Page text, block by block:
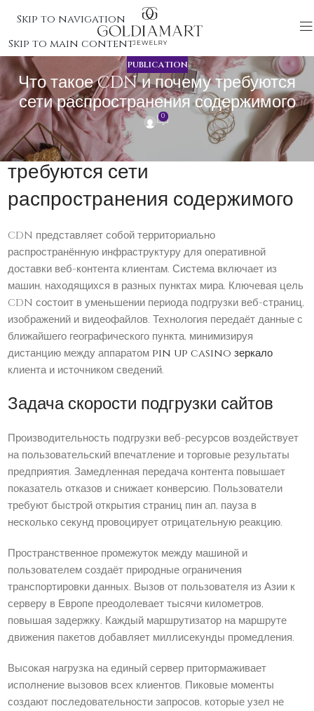
Skip to navigation
Skip to main content
PUBLICATION
Что такое CDN и почему требуются
сети распространения содержимого
0
Что такое CDN и почему
требуются сети
распространения содержимого
CDN представляет собой территориально
распространённую инфраструктуру для оперативной
доставки веб-контента клиентам. Система включает из
машин, находящихся в разных пунктах мира. Ключевая цель
CDN состоит в уменьшении периода подгрузки веб-страниц,
изображений и видеофайлов. Технология передаёт данные с
ближайшего географического пункта, минимизируя
дистанцию между аппаратом pin up casino зеркало
клиента и источником сведений.
Задача скорости подгрузки сайтов
Производительность подгрузки веб-ресурсов воздействует
на пользовательский впечатление и торговые результаты
предприятия. Замедленная передача контента повышает
показатель отказов и снижает конверсию. Пользователи
требуют быстрой открытия страниц пин ап, пауза в
несколько секунд провоцирует отрицательную реакцию.
Пространственное промежуток между машиной и
пользователем создаёт природные ограничения
транспортировки данных. Вызов от пользователя из Азии к
серверу в Европе преодолевает тысячи километров,
повышая задержку. Каждый маршрутизатор на маршруте
движения пакетов добавляет миллисекунды промедления.
Высокая нагрузка на единый сервер притормаживает
исполнение вызовов всех клиентов. Пиковые моменты
создают последовательности запросов, которые узел не